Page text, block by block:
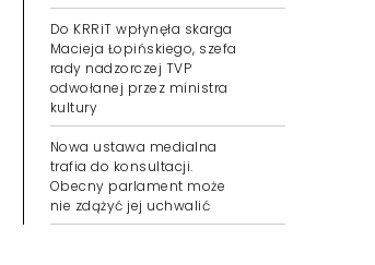
Do KRRiT wpłynęła skarga
Macieja Łopińskiego, szefa
rady nadzorczej TVP
odwołanej przez ministra
kultury
Nowa ustawa medialna
trafia do konsultacji.
Obecny parlament może
nie zdążyć jej uchwalić